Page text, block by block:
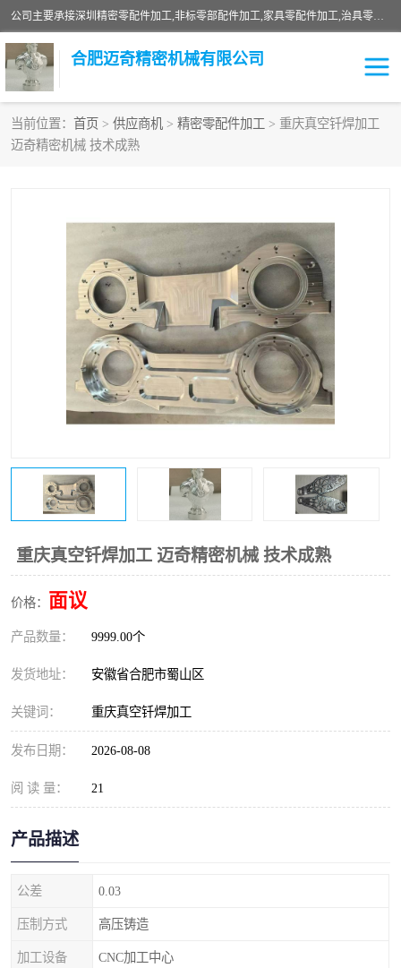
公司主要承接深圳精密零配件加工,非标零部配件加工,家具零配件加工,治具零配件加工,安徽精密零配件加工等各种各种精密机械加工，欢迎来来电咨询！
合肥迈奇精密机械有限公司
当前位置： 首页 > 供应商机 > 精密零配件加工 > 重庆真空钎焊加工
迈奇精密机械 技术成熟
重庆真空钎焊加工 迈奇精密机械 技术成熟
价格： 面议
产品数量： 9999.00个
发货地址： 安徽省合肥市蜀山区
关键词： 重庆真空钎焊加工
发布日期： 2026-08-08
阅 读 量： 21
产品描述
公差 0.03
压制方式 高压铸造
加工设备 CNC加工中心
铣床加工
数控精密机加工
零部件机加工 机床零件加工
数控机床加工
不锈钢加工